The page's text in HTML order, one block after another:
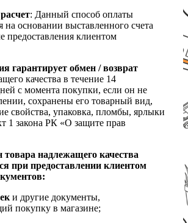
: Данный способ оплаты
на основании выставленного счета
предоставления клиентом
гарантирует обмен / возврат
качества в течение 14
с момента покупки, если он не
сохранены его товарный вид,
свойства, упаковка, пломбы, ярлыки
1 закона РК «О защите прав
товара надлежащего качества
при предоставлении клиентом
и другие документы,
покупку в магазине;